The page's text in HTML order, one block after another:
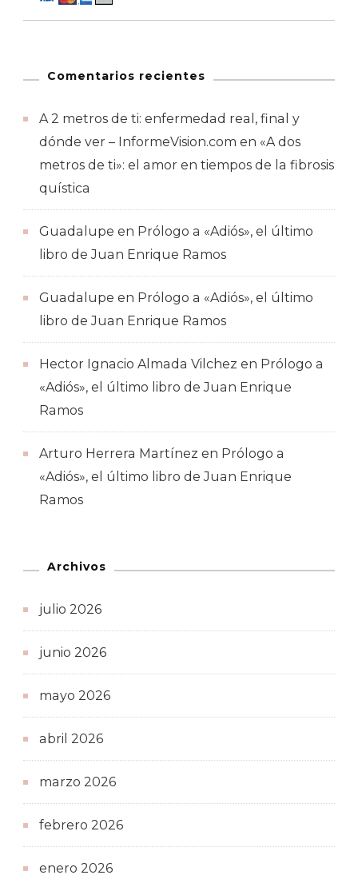
Comentarios recientes
A 2 metros de ti: enfermedad real, final y
dónde ver – InformeVision.com en «A dos
metros de ti»: el amor en tiempos de la fibrosis
quística
Guadalupe en Prólogo a «Adiós», el último
libro de Juan Enrique Ramos
Guadalupe en Prólogo a «Adiós», el último
libro de Juan Enrique Ramos
Hector Ignacio Almada Vilchez en Prólogo a
«Adiós», el último libro de Juan Enrique
Ramos
Arturo Herrera Martínez en Prólogo a
«Adiós», el último libro de Juan Enrique
Ramos
Archivos
julio 2026
junio 2026
mayo 2026
abril 2026
marzo 2026
febrero 2026
enero 2026